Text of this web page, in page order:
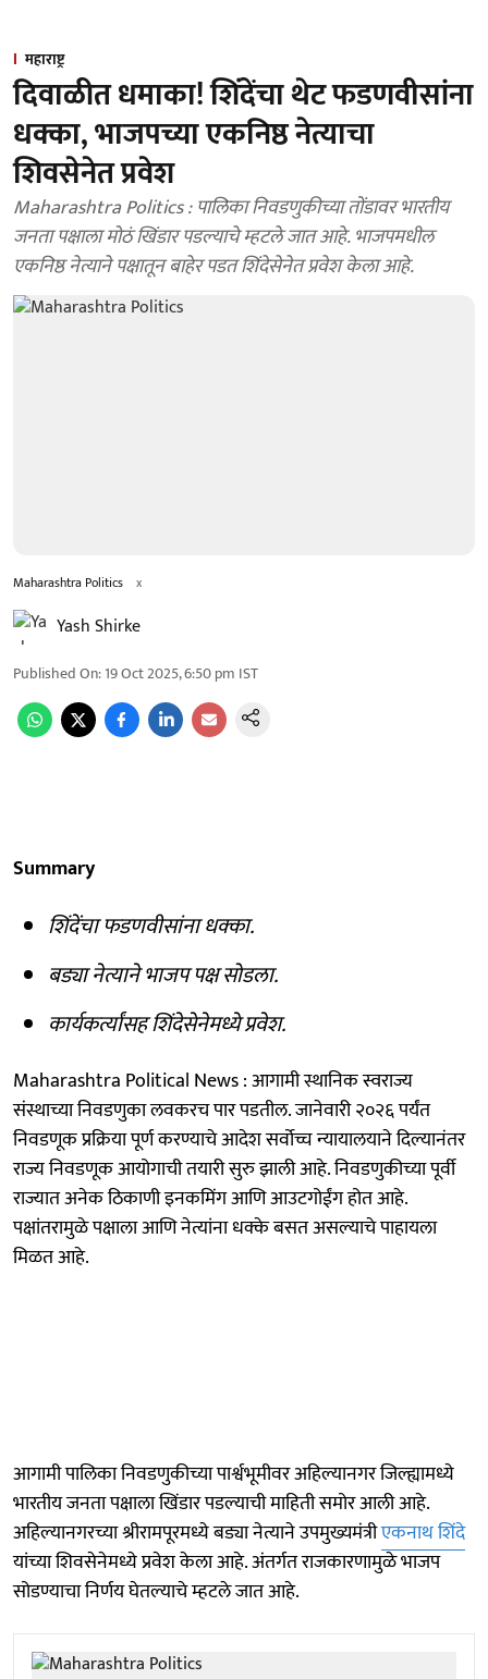
महाराष्ट्र
दिवाळीत धमाका! शिंदेंचा थेट फडणवीसांना
धक्का, भाजपच्या एकनिष्ठ नेत्याचा
शिवसेनेत प्रवेश
Maharashtra Politics : पालिका निवडणुकीच्या तोंडावर भारतीय
जनता पक्षाला मोठं खिंडार पडल्याचे म्हटले जात आहे. भाजपमधील
एकनिष्ठ नेत्याने पक्षातून बाहेर पडत शिंदेसेनेत प्रवेश केला आहे.
Maharashtra Politics x
Yash Shirke
Published On:19 Oct 2025, 6:50 pm IST
Summary
शिंदेंचा फडणवीसांना धक्का.
बड्या नेत्याने भाजप पक्ष सोडला.
कार्यकर्त्यांसह शिंदेसेनेमध्ये प्रवेश.
Maharashtra Political News : आगामी स्थानिक स्वराज्य
संस्थाच्या निवडणुका लवकरच पार पडतील. जानेवारी २०२६ पर्यंत
निवडणूक प्रक्रिया पूर्ण करण्याचे आदेश सर्वोच्च न्यायालयाने दिल्यानंतर
राज्य निवडणूक आयोगाची तयारी सुरु झाली आहे. निवडणुकीच्या पूर्वी
राज्यात अनेक ठिकाणी इनकमिंग आणि आउटगोईंग होत आहे.
पक्षांतरामुळे पक्षाला आणि नेत्यांना धक्के बसत असल्याचे पाहायला
मिळत आहे.
आगामी पालिका निवडणुकीच्या पार्श्वभूमीवर अहिल्यानगर जिल्ह्यामध्ये
भारतीय जनता पक्षाला खिंडार पडल्याची माहिती समोर आली आहे.
अहिल्यानगरच्या श्रीरामपूरमध्ये बड्या नेत्याने उपमुख्यमंत्रीएकनाथ शिंदे
यांच्या शिवसेनेमध्ये प्रवेश केला आहे. अंतर्गत राजकारणामुळे भाजप
सोडण्याचा निर्णय घेतल्याचे म्हटले जात आहे.